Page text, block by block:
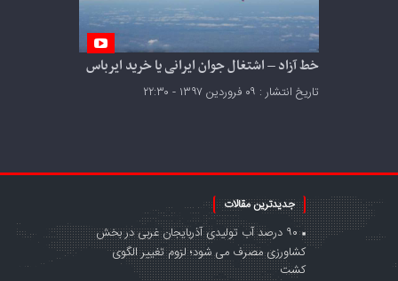
خط آزاد – اشتغال جوان ایرانی یا خرید ایرباس
تاریخ انتشار : ۰۹ فروردین ۱۳۹۷ - ۲۲:۳۰
جدیدترین مقالات
۹۰ درصد آب تولیدی آذربایجان غربی در بخش
کشاورزی مصرف می شود؛ لزوم تغییر الگوی
کشت